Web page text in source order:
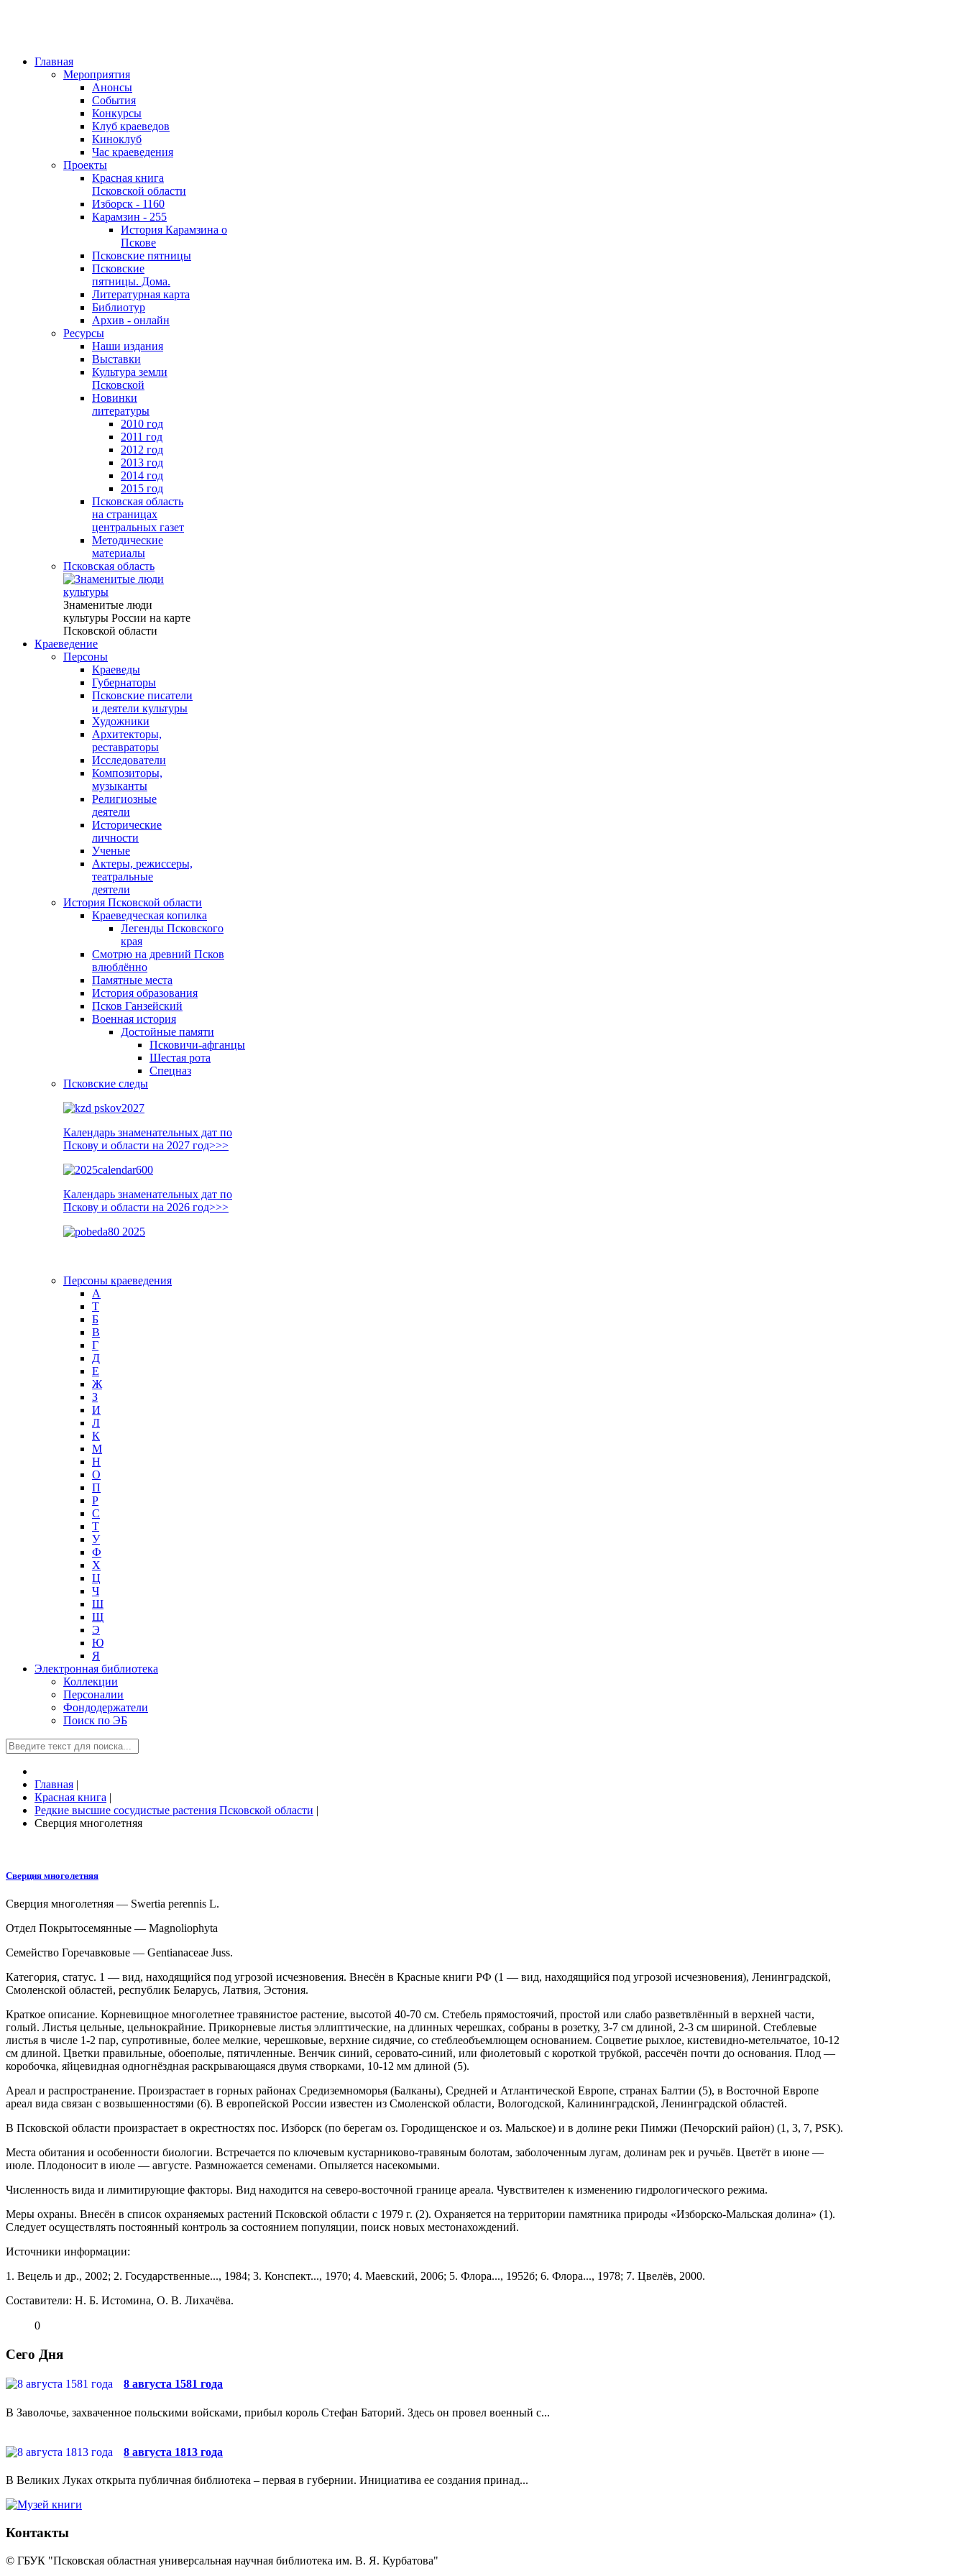
Главная
Мероприятия
Анонсы
События
Конкурсы
Клуб краеведов
Киноклуб
Час краеведения
Проекты
Красная книга
Псковской области
Изборск - 1160
Карамзин - 255
История Карамзина о
Пскове
Псковские пятницы
Псковские
пятницы. Дома.
Литературная карта
Библиотур
Архив - онлайн
Ресурсы
Наши издания
Выставки
Культура земли
Псковской
Новинки
литературы
2010 год
2011 год
2012 год
2013 год
2014 год
2015 год
Псковская область
на страницах
центральных газет
Методические
материалы
Псковская область
Знаменитые люди
культуры России на карте
Псковской области
Краеведение
Персоны
Краеведы
Губернаторы
Псковские писатели
и деятели культуры
Художники
Архитекторы,
реставраторы
Исследователи
Композиторы,
музыканты
Религиозные
деятели
Исторические
личности
Ученые
Актеры, режиссеры,
театральные
деятели
История Псковской области
Краеведческая копилка
Легенды Псковского
края
Смотрю на древний Псков
влюблённо
Памятные места
История образования
Псков Ганзейский
Военная история
Достойные памяти
Псковичи-афганцы
Шестая рота
Спецназ
Псковские следы
Календарь знаменательных дат по
Пскову и области на 2027 год>>>
Календарь знаменательных дат по
Пскову и области на 2026 год>>>
Персоны краеведения
А
T
Б
В
Г
Д
Е
Ж
З
И
Л
К
М
Н
О
П
Р
С
Т
У
Ф
Х
Ц
Ч
Ш
Щ
Э
Ю
Я
Электронная библиотека
Коллекции
Персоналии
Фондодержатели
Поиск по ЭБ
Главная |
Красная книга |
Редкие высшие сосудистые растения Псковской области |
Сверция многолетняя
Сверция многолетняя
Сверция многолетняя — Swertia perennis L.
Отдел Покрытосемянные — Magnoliophyta
Семейство Горечавковые — Gentianaceae Juss.
Категория, статус. 1 — вид, находящийся под угрозой исчезновения. Внесён в Красные книги РФ (1 — вид, находя­щийся под угрозой исчезновения), Ленинградской,
Смоленской областей, республик Беларусь, Латвия, Эстония.
Краткое описание. Корневищное многолетнее травянистое растение, высотой 40-70 см. Стебель прямостоячий, простой или слабо разветвлённый в верхней части,
голый. Листья цельные, цельнокрай­ние. Прикорневые листья эллиптические, на длин­ных черешках, собраны в розетку, 3-7 см длиной, 2-3 см шириной. Стеблевые
листья в числе 1-2 пар, супротивные, более мелкие, черешковые, верхние сидячие, со стеблеобъемлющем основанием. Соцве­тие рыхлое, кистевидно-метельчатое, 10-12
см дли­ной. Цветки правильные, обоеполые, пятичленные. Венчик синий, серовато-синий, или фиолетовый с короткой трубкой, рассечён почти до основания. Плод —
коробочка, яйцевидная одногнёздная рас­крывающаяся двумя створками, 10-12 мм длиной (5).
Ареал и распространение. Произрастает в гор­ных районах Средиземноморья (Балканы), Средней и Атлантической Европе, странах Балтии (5), в Восточ­ной Европе
ареал вида связан с возвышенностями (6). В европейской России известен из Смоленской обла­сти, Вологодской, Калининградской, Ленинградской областей.
В Псковской области произрастает в окрестно­стях пос. Изборск (по берегам оз. Городищенское и оз. Мальское) и в долине реки Пимжи (Печорский район) (1, 3, 7, PSK).
Места обитания и особенности биологии. Встречается по ключевым кустарниково-травяным болотам, заболоченным лугам, долинам рек и ручьёв. Цветёт в июне —
июле. Плодоносит в июле — авгу­сте. Размножается семенами. Опыляется насекомыми.
Численность вида и лимитирующие факторы. Вид находится на северо-восточной границе ареала. Чувствителен к изменению гидрологического режима.
Меры охраны. Внесён в список охраняемых растений Псковской области с 1979 г. (2). Охраняется на территории памятника природы «Изборско-Мальская долина» (1).
Следует осуществлять постоянный контроль за состоянием популяции, поиск новых ме­стонахождений.
Источники информации:
1. Вецель и др., 2002; 2. Государственные..., 1984; 3. Конспект..., 1970; 4. Маевский, 2006; 5. Флора..., 1952б; 6. Флора..., 1978; 7. Цвелёв, 2000.
Составители: Н. Б. Истомина, О. В. Лихачёва.
0
Сего Дня
8 августа 1581 года
В Заволочье, захваченное польскими войсками, прибыл король Стефан Баторий. Здесь он провел военный с...
8 августа 1813 года
В Великих Луках открыта публичная библиотека – первая в губернии. Инициатива ее создания принад...
Контакты
© ГБУК "Псковская областная универсальная научная библиотека им. В. Я. Курбатова"